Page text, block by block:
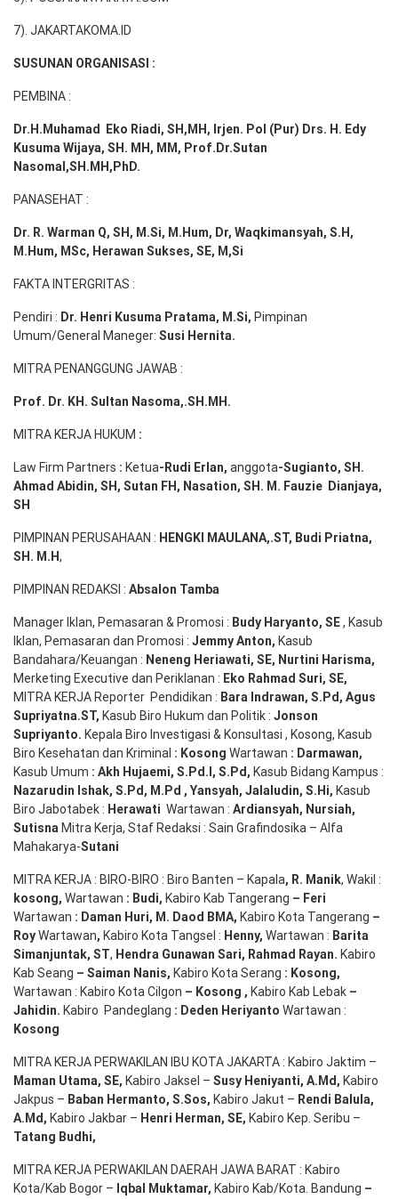
7). JAKARTAKOMA.ID
SUSUNAN ORGANISASI :
PEMBINA :
Dr.H.Muhamad Eko Riadi, SH,MH , Irjen. Pol (Pur) Drs. H. Edy
Kusuma Wijaya, SH. MH, MM, Prof. Dr.Sutan
Nasomal,SH.MH,PhD.
PANASEHAT :
Dr. R. Warman Q, SH, M.Si, M.Hum, Dr, Waqkimansyah, S.H,
M.Hum, MSc, Herawan Sukses, SE, M,Si
FAKTA INTERGRITAS :
Pendiri : Dr. Henri Kusuma Pratama, M.Si, Pimpinan
Umum/General Maneger: Susi Hernita.
MITRA PENANGGUNG JAWAB :
Prof. Dr. KH. Sultan Nasoma,.SH.MH.
MITRA KERJA HUKUM :
Law Firm Partners : Ketua-Rudi Erlan, anggota-Sugianto, SH.
Ahmad Abidin, SH, Sutan FH, Nasation, SH. M. Fauzie Dianjaya,
SH
PIMPINAN PERUSAHAAN : HENGKI MAULANA,.ST, Budi Priatna,
SH . M.H,
PIMPINAN REDAKSI : Absalon Tamba
Manager Iklan, Pemasaran & Promosi : Budy Haryanto, SE, Kasub
Iklan, Pemasaran dan Promosi : Jemmy Anton, Kasub
Bandahara/Keuangan : Neneng Heriawati, SE, Nurtini Harisma,
Merketing Executive dan Periklanan : Eko Rahmad Suri, SE,
MITRA KERJA Reporter Pendidikan : Bara Indrawan, S.Pd , Agus
Supriyatna.ST, Kasub Biro Hukum dan Politik : Jonson
Supriyanto. Kepala Biro Investigasi & Konsultasi , Kosong, Kasub
Biro Kesehatan dan Kriminal : Kosong Wartawan : Darmawan,
Kasub Umum : Akh Hujaemi, S.Pd.I, S.Pd , Kasub Bidang Kampus :
Nazarudin Ishak, S.Pd , M.Pd , Yansyah, Jalaludin, S.Hi, Kasub
Biro Jabotabek : Herawati Wartawan : Ardiansyah, Nursiah,
Sutisna Mitra Kerja, Staf Redaksi : Sain Grafindosika – Alfa
Mahakarya-Sutani
MITRA KERJA : BIRO-BIRO : Biro Banten – Kapala, R. Manik, Wakil :
kosong, Wartawan : Budi, Kabiro Kab Tangerang – Feri
Wartawan : Daman Huri, M. Daod BMA, Kabiro Kota Tangerang –
RoyWartawan, Kabiro Kota Tangsel : Henny, Wartawan : Barita
Simanjuntak, ST, Hendra Gunawan Sari, Rahmad Rayan. Kabiro
Kab Seang – Saiman Nanis, Kabiro Kota Serang : Kosong,
Wartawan : Kabiro Kota Cilgon – Kosong , Kabiro Kab Lebak –
Jahidin. Kabiro Pandeglang : Deden Heriyanto Wartawan :
Kosong
MITRA KERJA PERWAKILAN IBU KOTA JAKARTA : Kabiro Jaktim –
Maman Utama, SE, Kabiro Jaksel – Susy Heniyanti, A.Md , Kabiro
Jakpus – Baban Hermanto, S.Sos, Kabiro Jakut – Rendi Balula,
A.Md , Kabiro Jakbar – Henri Herman, SE, Kabiro Kep. Seribu –
Tatang Budhi,
MITRA KERJA PERWAKILAN DAERAH JAWA BARAT : Kabiro
Kota/Kab Bogor – Iqbal Muktamar, Kabiro Kab/Kota. Bandung –